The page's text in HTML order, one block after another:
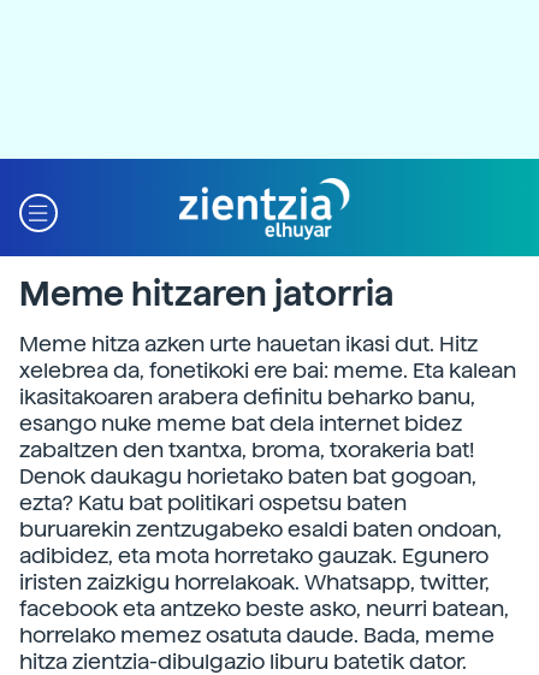
Meme hitzaren jatorria
Meme hitza azken urte hauetan ikasi dut. Hitz
xelebrea da, fonetikoki ere bai: meme. Eta kalean
ikasitakoaren arabera definitu beharko banu,
esango nuke meme bat dela internet bidez
zabaltzen den txantxa, broma, txorakeria bat!
Denok daukagu horietako baten bat gogoan,
ezta? Katu bat politikari ospetsu baten
buruarekin zentzugabeko esaldi baten ondoan,
adibidez, eta mota horretako gauzak. Egunero
iristen zaizkigu horrelakoak. Whatsapp, twitter,
facebook eta antzeko beste asko, neurri batean,
horrelako memez osatuta daude. Bada, meme
hitza zientzia-dibulgazio liburu batetik dator.